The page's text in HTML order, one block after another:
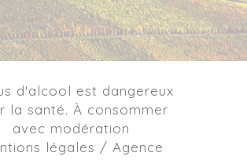
d'alcool est dangereux
la santé. À consommer
avec modération
légales / Agence